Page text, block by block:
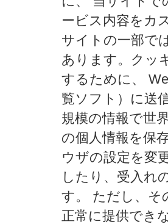
ービス内容をカ
サイトの一部で
あります。クッ
するために、
覧ソフト）に送
規模の情報で世
の個人情報を保
ウザの設定を変
したり、受入れ
す。 ただし、そ
正常に提供でき